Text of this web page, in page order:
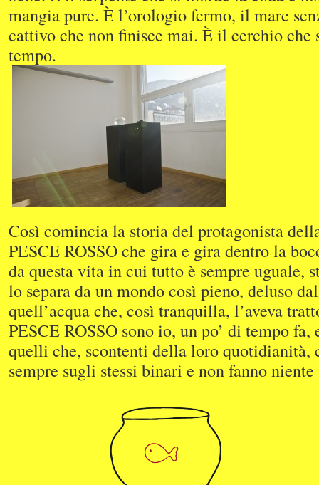
mangia pure. È l’orologio fermo, il mare
cattivo che non finisce mai. È il cerchio che
tempo.
Così comincia la storia del protagonista
PESCE ROSSO che gira e gira dentro la
da questa vita in cui tutto è sempre uguale,
lo separa da un mondo così pieno, deluso
quell’acqua che, così tranquilla, l’aveva
PESCE ROSSO sono io, un po’ di tempo
quelli che, scontenti della loro quotidianità,
sempre sugli stessi binari e non fanno